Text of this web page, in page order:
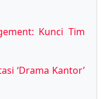
Kunci Tim
‘Drama Kantor’